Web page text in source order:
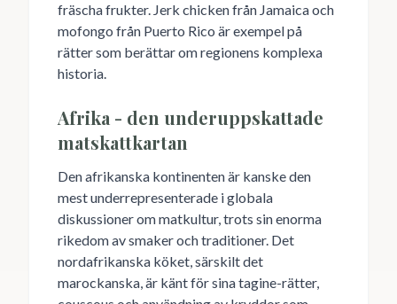
fräscha frukter. Jerk chicken från Jamaica och
mofongo från Puerto Rico är exempel på
rätter som berättar om regionens komplexa
historia.
Afrika - den underuppskattade
matskattkartan
Den afrikanska kontinenten är kanske den
mest underrepresenterade i globala
diskussioner om matkultur, trots sin enorma
rikedom av smaker och traditioner. Det
nordafrikanska köket, särskilt det
marockanska, är känt för sina tagine-rätter,